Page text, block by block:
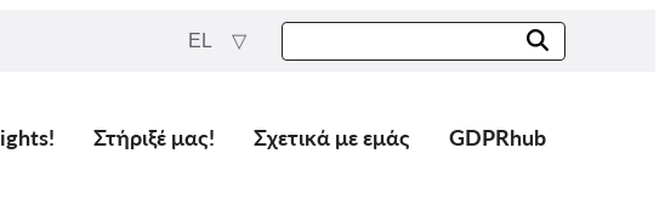
EL
Στήριξέ μας! Σχετικά με εμάς GDPRhub